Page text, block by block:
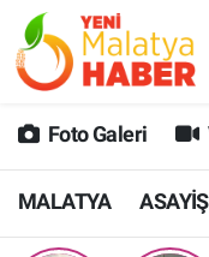
Foto Galeri
MALATYA ASAYİŞ
MALATYA
GÜNCEL
Malatya
MALATYA